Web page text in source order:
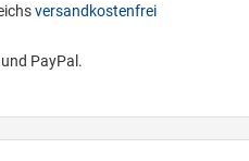
versandkostenfrei
PayPal.